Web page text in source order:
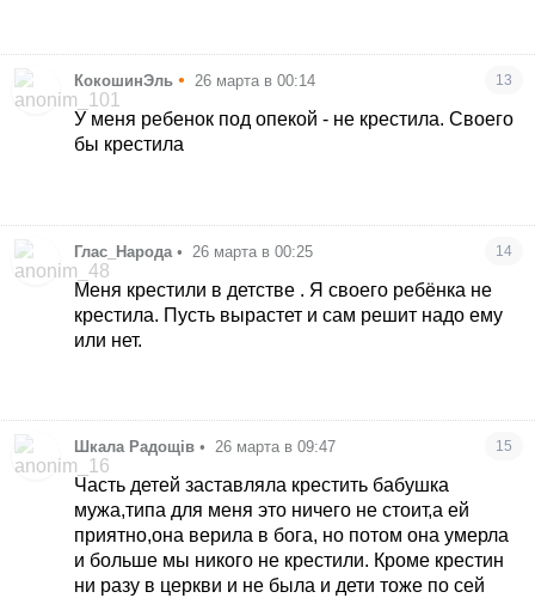
КокошинЭль • 26 марта в 00:14 13
У меня ребенок под опекой - не крестила. Своего
бы крестила
Глас_Народа • 26 марта в 00:25 14
Меня крестили в детстве . Я своего ребёнка не
крестила. Пусть вырастет и сам решит надо ему
или нет.
Шкала Радощів • 26 марта в 09:47 15
Часть детей заставляла крестить бабушка
мужа,типа для меня это ничего не стоит,а ей
приятно,она верила в бога, но потом она умерла
и больше мы никого не крестили. Кроме крестин
ни разу в церкви и не была и дети тоже по сей